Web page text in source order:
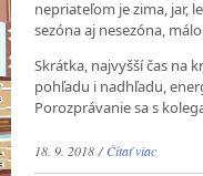
nepriateľom je zima, jar,
sezóna aj nesezóna,
Skrátka, najvyšší čas na
pohľadu i nadhľadu,
Porozprávanie sa s
18. 9. 2018 /Čítať viac